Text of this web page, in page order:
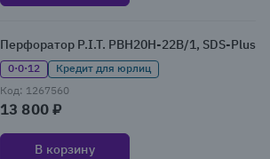
Перфоратор P.I.T. PBH20H-22B/1, SDS-Plus
0·0·12
Кредит для юрлиц
Код: 1267560
13 800 ₽
В корзину